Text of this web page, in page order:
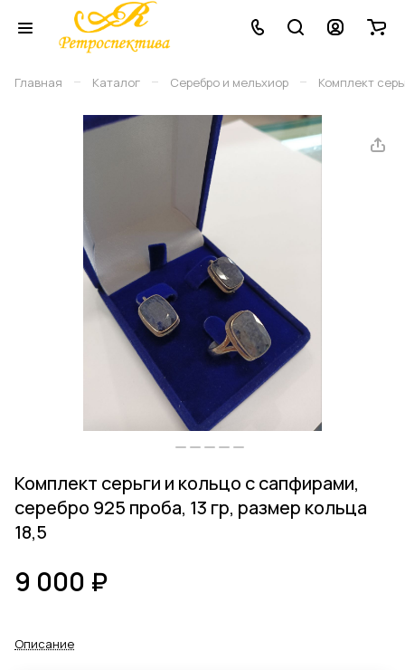
Главная – Каталог – Серебро и мельхиор – Комплект
Комплект серьги и кольцо с сапфирами,
серебро 925 проба, 13 гр, размер кольца
18,5
9 000 ₽
Описание